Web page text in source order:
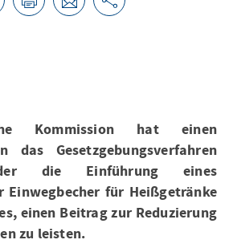
Kommission hat einen
das Gesetzgebungsverfahren
die Einführung eines
Einwegbecher für Heißgetränke
einen Beitrag zur Reduzierung
zu leisten.